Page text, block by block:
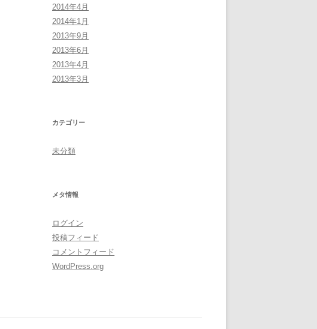
2014年4月
2014年1月
2013年9月
2013年6月
2013年4月
2013年3月
カテゴリー
未分類
メタ情報
ログイン
投稿フィード
コメントフィード
WordPress.org